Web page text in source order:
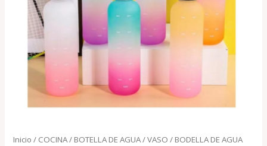
Inicio / COCINA/ BOTELLA DE AGUA / VASO / BODELLA DE AGUA